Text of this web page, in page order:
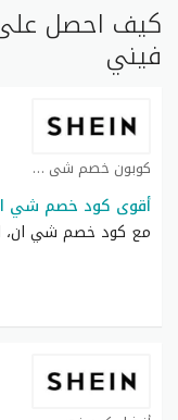
كيف احصل
فيني
كوبون خصم شي ان كوبون
أقوى كود خصم شي ان 25% على جميع
مع كود خصم شي